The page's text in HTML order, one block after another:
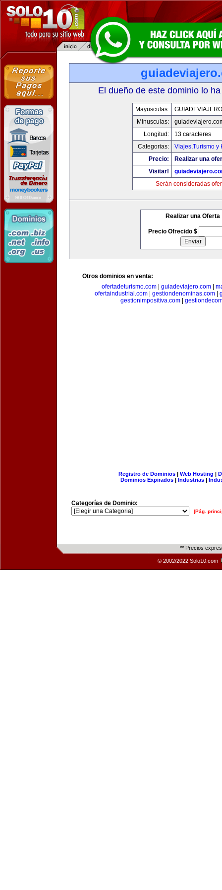
El dueño de este dominio lo
Mayusculas:
Minusculas:
Longitud:
13 caracteres
Categorias:
Viajes,Turismo y
Precio:
Realizar una
Visitar!
Serán consideradas
Realizar una Oferta
Precio Ofrecido $
Otros dominios en venta:
ofertadeturismo.com| guiadeviajero.com|
ofertaindustrial.com| gestiondenominas.com|
gestionimpositiva.com
Registro de Dominios| Web Hosting |
Dominios Expirados | Industrias |
Categorías de Dominio:
[Pág.
** Precios
© 2002/2022 Solo10.com